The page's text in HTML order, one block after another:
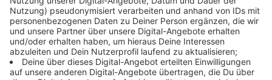
Bänder im Werk auch weiterhin still. Die Mitarbeiter
gehen in dieser Zeit in Kurzarbeit.
Gründe für die Lieferengpässe haben vor allem mit den
Halbleiter-Lieferproblemen auf der ganzen Welt zu
tun. Außerdem hat es einen Corona-Ausbruch in einem